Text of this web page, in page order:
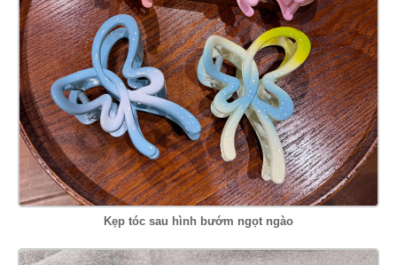
Kẹp tóc sau hình bướm ngọt ngào